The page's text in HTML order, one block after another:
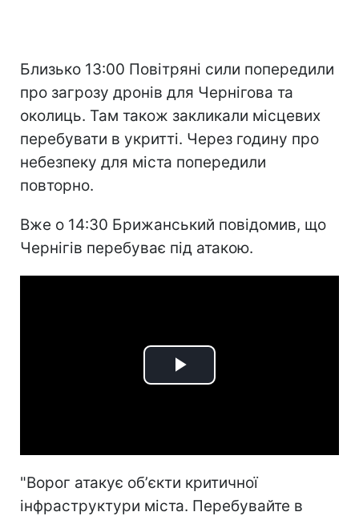
Близько 13:00 Повітряні сили попередили
про загрозу дронів для Чернігова та
околиць. Там також закликали місцевих
перебувати в укритті. Через годину про
небезпеку для міста попередили
повторно.
Вже о 14:30 Брижанський повідомив, що
Чернігів перебуває під атакою.
Play
"Ворог атакує обʼєкти критичної
інфраструктури міста. Перебувайте в